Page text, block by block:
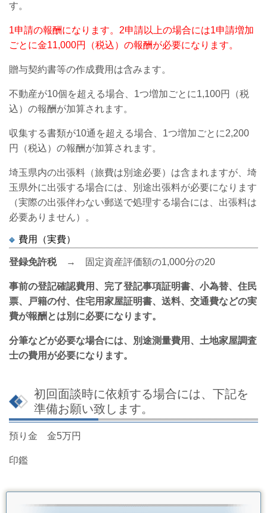
す。
1申請の報酬になります。2申請以上の場合には1申請増加
ごとに金11,000円（税込）の報酬が必要になります。
贈与契約書等の作成費用は含みます。
不動産が10個を超える場合、1つ増加ごとに1,100円（税
込）の報酬が加算されます。
収集する書類が10通を超える場合、1つ増加ごとに2,200
円（税込）の報酬が加算されます。
埼玉県内の出張料（旅費は別途必要）は含まれますが、埼
玉県外に出張する場合には、別途出張料が必要になります
（実際の出張伴わない郵送で処理する場合には、出張料は
必要ありません）。
費用（実費）
登録免許税→ 固定資産評価額の1,000分の20
事前の登記確認費用、 完了登記事項証明書、 小為替、 住民
票、戸籍の付、住宅用家屋証明書、 送料、交通費などの実
費が報酬とは別に必要になります。
分筆などが必要な場合には、別途測量費用、土地家屋調査
士の費用が必要になります。
初回面談時に依頼する場合には、下記を
準備お願い致します。
預り金 金5万円
印鑑